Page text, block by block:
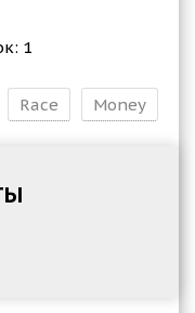
1
Race Money